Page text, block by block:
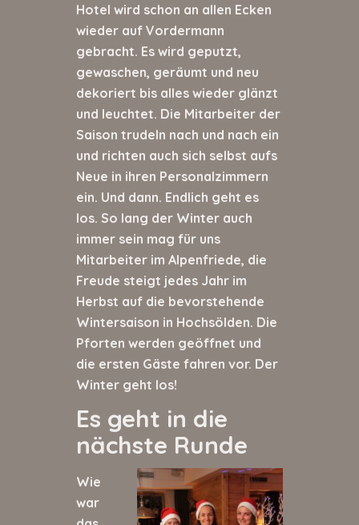
Hotel wird schon an allen Ecken
wieder auf Vordermann
gebracht. Es wird geputzt,
gewaschen, geräumt und neu
dekoriert bis alles wieder glänzt
und leuchtet. Die Mitarbeiter der
Saison trudeln nach und nach ein
und richten auch sich selbst aufs
Neue in ihren Personalzimmern
ein. Und dann. Endlich geht es
los. So lang der Winter auch
immer sein mag für uns
Mitarbeiter im Alpenfriede, die
Freude steigt jedes Jahr im
Herbst auf die bevorstehende
Wintersaison in Hochsölden. Die
Pforten werden geöffnet und
die ersten Gäste fahren vor. Der
Winter geht los!
Es geht in die
nächste Runde
Wie
war